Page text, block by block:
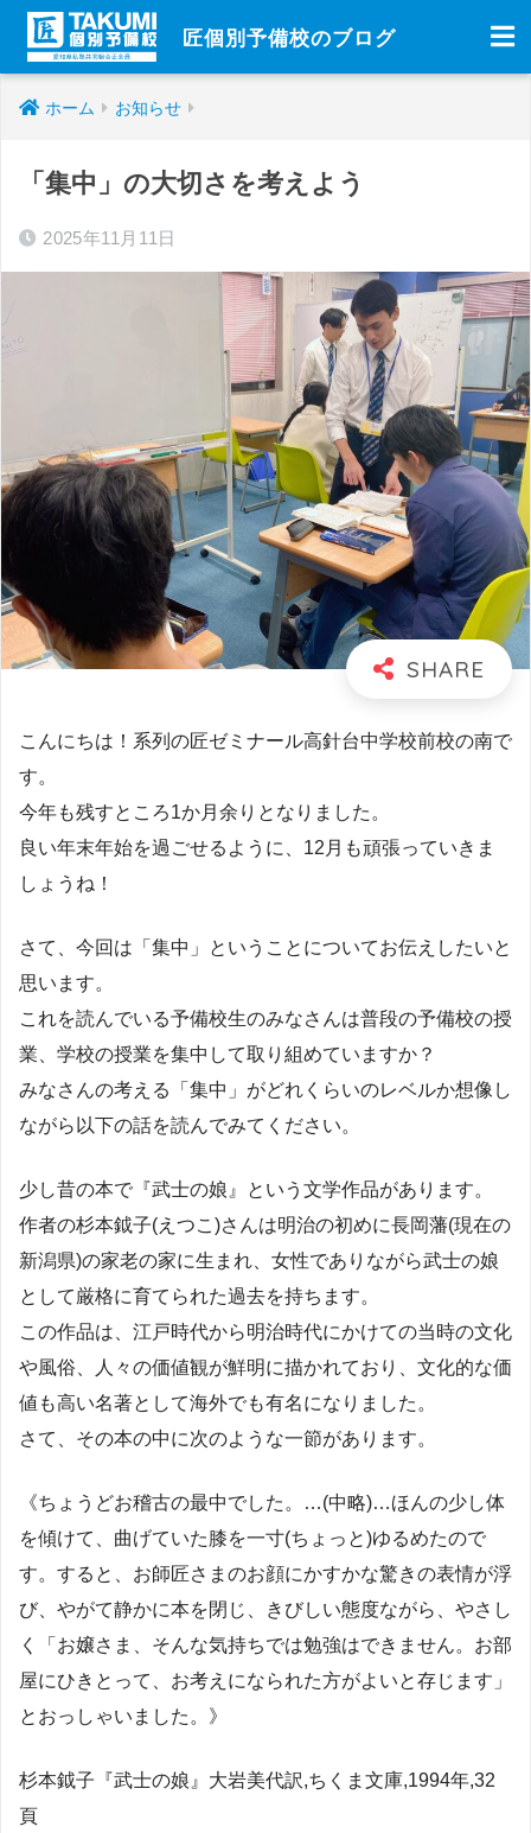
匠個別予備校のブログ
ホーム お知らせ
「集中」の大切さを考えよう
2025年11月11日
こんにちは！系列の匠ゼミナール高針台中学校前校の南で
す。
今年も残すところ1か月余りとなりました。
良い年末年始を過ごせるように、12月も頑張っていきま
しょうね！
さて、今回は「集中」ということについてお伝えしたいと
思います。
これを読んでいる予備校生のみなさんは普段の予備校の授
業、学校の授業を集中して取り組めていますか？
みなさんの考える「集中」がどれくらいのレベルか想像し
ながら以下の話を読んでみてください。
少し昔の本で『武士の娘』という文学作品があります。
作者の杉本鉞子(えつこ)さんは明治の初めに長岡藩(現在の
新潟県)の家老の家に生まれ、女性でありながら武士の娘
として厳格に育てられた過去を持ちます。
この作品は、江戸時代から明治時代にかけての当時の文化
や風俗、人々の価値観が鮮明に描かれており、文化的な価
値も高い名著として海外でも有名になりました。
さて、その本の中に次のような一節があります。
《ちょうどお稽古の最中でした。…(中略)…ほんの少し体
を傾けて、曲げていた膝を一寸(ちょっと)ゆるめたので
す。すると、お師匠さまのお顔にかすかな驚きの表情が浮
び、やがて静かに本を閉じ、きびしい態度ながら、やさし
く「お嬢さま、そんな気持ちでは勉強はできません。お部
屋にひきとって、お考えになられた方がよいと存じます」
とおっしゃいました。》
杉本鉞子『武士の娘』大岩美代訳,ちくま文庫,1994年,32
頁